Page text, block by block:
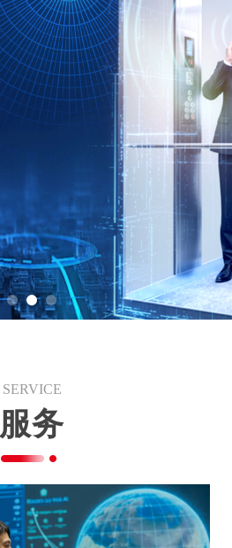
方案详情 >
SERVICE
服务